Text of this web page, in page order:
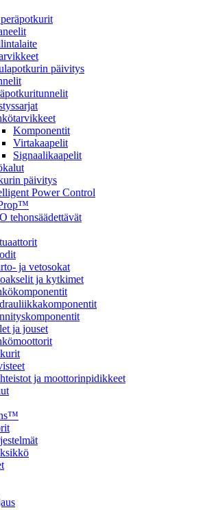
päivitys
Komponentit
Virtakaapelit
Signaalikaapelit
päivitys
Power Control
tehonsäädettävät
ja vetosokat
ja kytkimet
ja jouset
ja moottorinpidikkeet